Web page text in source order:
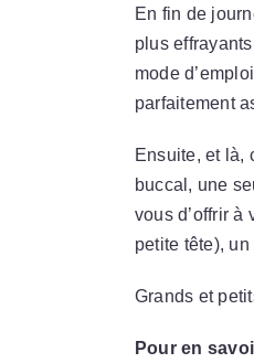
En fin de
plus
mode
parfaitement
Ensuite, et là,
buccal, une
vous d’offrir à
petite tête),
Grands et
Pour en